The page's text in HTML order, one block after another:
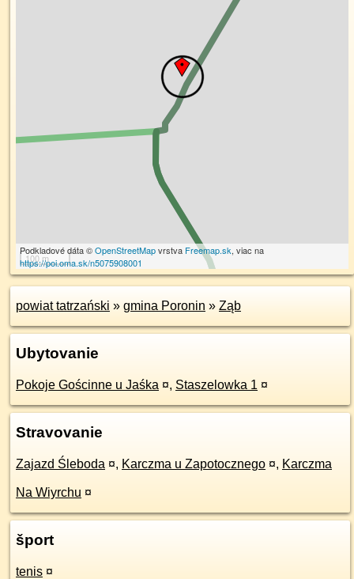
100 m
Podkladové dáta ©OpenStreetMapvrstva Freemap.sk, viac na
https://poi.oma.sk/n5075908001
powiat tatrzański » gmina Poronin » Ząb
Ubytovanie
Pokoje Gościnne u Jaśka ¤, Staszelowka 1 ¤
Stravovanie
Zajazd Śleboda ¤, Karczma u Zapotocznego ¤, Karczma
Na Wiyrchu ¤
šport
tenis ¤